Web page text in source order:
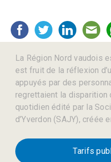
La Région Nord vaudois
est fruit de la réflexion
appuyés par des
regrettaient la disparition
quotidien édité par la
d’Yverdon (SAJY), créée
Tarifs